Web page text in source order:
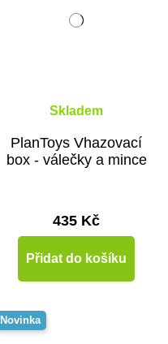
Skladem
PlanToys Vhazovací
box - válečky a mince
435 Kč
Přidat do košíku
Novinka